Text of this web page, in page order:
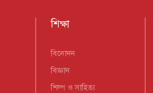
শিক্ষা
বিনোদন
বিজ্ঞান
শিল্প ও সাহিত্য